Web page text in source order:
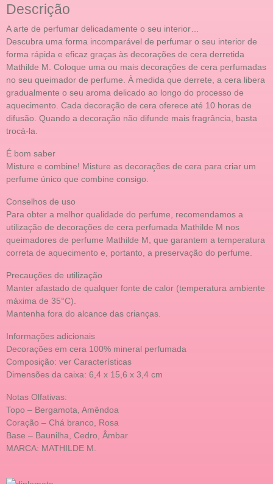
Descrição
A arte de perfumar delicadamente o seu interior…
Descubra uma forma incomparável de perfumar o seu interior de
forma rápida e eficaz graças às decorações de cera derretida
Mathilde M. Coloque uma ou mais decorações de cera perfumadas
no seu queimador de perfume. À medida que derrete, a cera libera
gradualmente o seu aroma delicado ao longo do processo de
aquecimento. Cada decoração de cera oferece até 10 horas de
difusão. Quando a decoração não difunde mais fragrância, basta
trocá-la.
É bom saber
Misture e combine! Misture as decorações de cera para criar um
perfume único que combine consigo.
Conselhos de uso
Para obter a melhor qualidade do perfume, recomendamos a
utilização de decorações de cera perfumada Mathilde M nos
queimadores de perfume Mathilde M, que garantem a temperatura
correta de aquecimento e, portanto, a preservação do perfume.
Precauções de utilização
Manter afastado de qualquer fonte de calor (temperatura ambiente
máxima de 35°C).
Mantenha fora do alcance das crianças.
Informações adicionais
Decorações em cera 100% mineral perfumada
Composição: ver Características
Dimensões da caixa: 6,4 x 15,6 x 3,4 cm
Notas Olfativas:
Topo – Bergamota, Amêndoa
Coração – Chá branco, Rosa
Base – Baunilha, Cedro, Âmbar
MARCA: MATHILDE M.